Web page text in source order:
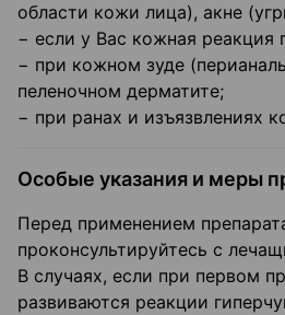
области кожи лица), акне
− если у Вас кожная реакция
− при кожном зуде
пеленочном дерматите;
− при ранах и изъязвлениях
Особые указания и меры
Перед применением
проконсультируйтесь с
В случаях, если при первом
развиваются реакции